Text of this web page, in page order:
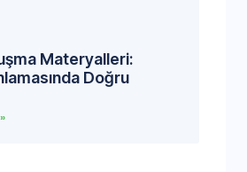
Materyalleri:
Doğru